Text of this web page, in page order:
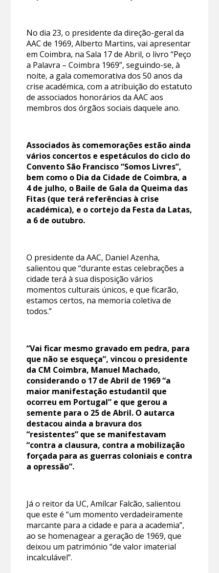
No dia 23, o presidente da direção-geral da
AAC de 1969, Alberto Martins, vai apresentar
em Coimbra, na Sala 17 de Abril, o livro “Peço
a Palavra – Coimbra 1969”, seguindo-se, à
noite, a gala comemorativa dos 50 anos da
crise académica, com a atribuição do estatuto
de associados honorários da AAC aos
membros dos órgãos sociais daquele ano.
Associados às comemorações estão ainda
vários concertos e espetáculos do ciclo do
Convento São Francisco “Somos Livres”,
bem como o Dia da Cidade de Coimbra, a
4 de julho, o Baile de Gala da Queima das
Fitas (que terá referências à crise
académica), e o cortejo da Festa da Latas,
a 6 de outubro.
O presidente da AAC, Daniel Azenha,
salientou que “durante estas celebrações a
cidade terá à sua disposição vários
momentos culturais únicos, e que ficarão,
estamos certos, na memoria coletiva de
todos.”
“Vai ficar mesmo gravado em pedra, para
que não se esqueça”, vincou o presidente
da CM Coimbra, Manuel Machado,
considerando o 17 de Abril de 1969 “a
maior manifestação estudantil que
ocorreu em Portugal” e que gerou a
semente para o 25 de Abril. O autarca
destacou ainda a bravura dos
“resistentes” que se manifestavam
“contra a clausura, contra a mobilização
forçada para as guerras coloniais e contra
a opressão”.
Já o reitor da UC, Amílcar Falcão, salientou
que este é “um momento verdadeiramente
marcante para a cidade e para a academia”,
ao se homenagear a geração de 1969, que
deixou um património “de valor imaterial
incalculável”.